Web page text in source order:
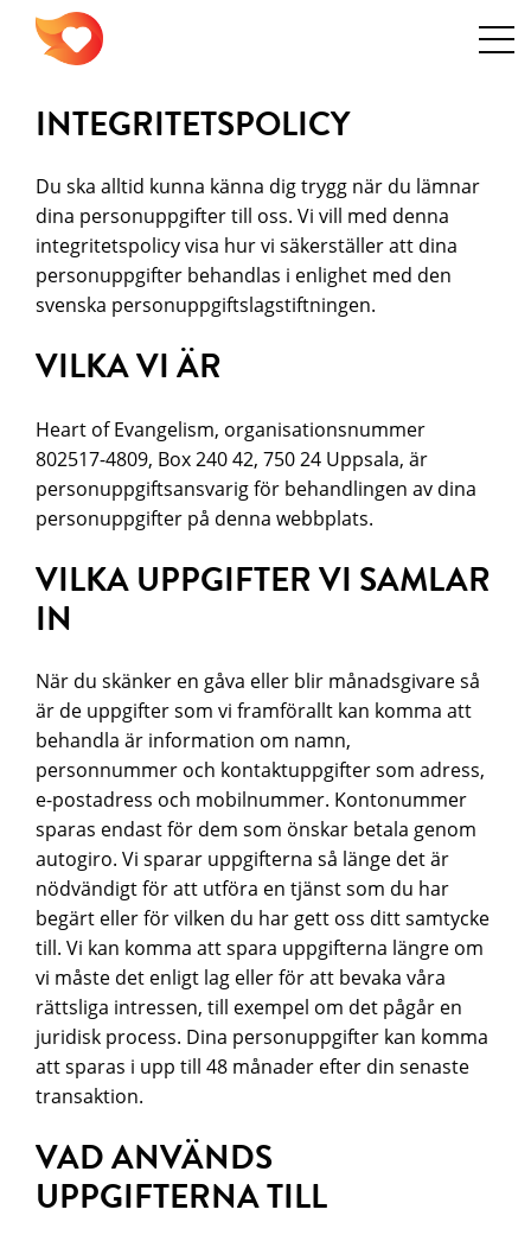
INTEGRITETSPOLICY
Du ska alltid kunna känna dig trygg när du lämnar
dina personuppgifter till oss. Vi vill med denna
integritetspolicy visa hur vi säkerställer att dina
personuppgifter behandlas i enlighet med den
svenska personuppgiftslagstiftningen.
VILKA VI ÄR
Heart of Evangelism, organisationsnummer
802517-4809, Box 240 42, 750 24 Uppsala, är
personuppgiftsansvarig för behandlingen av dina
personuppgifter på denna webbplats.
VILKA UPPGIFTER VI SAMLAR
IN
När du skänker en gåva eller blir månadsgivare så
är de uppgifter som vi framförallt kan komma att
behandla är information om namn,
personnummer och kontaktuppgifter som adress,
e-postadress och mobilnummer. Kontonummer
sparas endast för dem som önskar betala genom
autogiro. Vi sparar uppgifterna så länge det är
nödvändigt för att utföra en tjänst som du har
begärt eller för vilken du har gett oss ditt samtycke
till. Vi kan komma att spara uppgifterna längre om
vi måste det enligt lag eller för att bevaka våra
rättsliga intressen, till exempel om det pågår en
juridisk process. Dina personuppgifter kan komma
att sparas i upp till 48 månader efter din senaste
transaktion.
VAD ANVÄNDS
UPPGIFTERNA TILL